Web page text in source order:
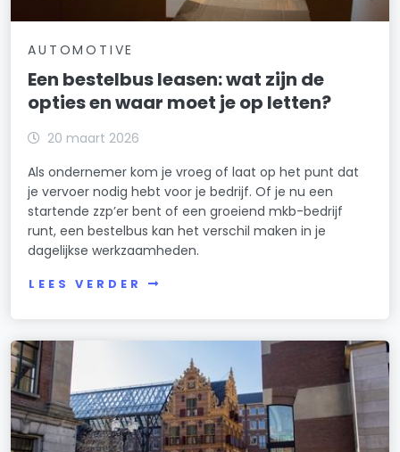
AUTOMOTIVE
Een bestelbus leasen: wat zijn de
opties en waar moet je op letten?
20 maart 2026
Als ondernemer kom je vroeg of laat op het punt dat
je vervoer nodig hebt voor je bedrijf. Of je nu een
startende zzp’er bent of een groeiend mkb-bedrijf
runt, een bestelbus kan het verschil maken in je
dagelijkse werkzaamheden.
LEES VERDER